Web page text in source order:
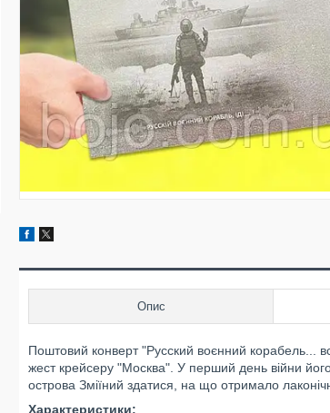
Опис
Поштовий конверт "Русский воєнний корабель...
жест крейсеру "Москва". У перший день війни
острова Зміїний здатися, на що отримало
Характеристики: